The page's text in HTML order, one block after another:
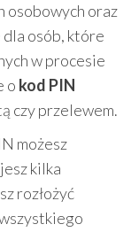
osobowych oraz
osób, które
w procesie
o kod PIN
czy przelewem.
możesz
kilka
rozłożyć